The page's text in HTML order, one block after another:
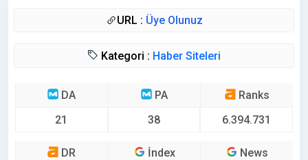
URL : Üye Olunuz
Kategori : Haber Siteleri
DA
21
PA
38
Ranks
6.394.731
DR
İndex
News